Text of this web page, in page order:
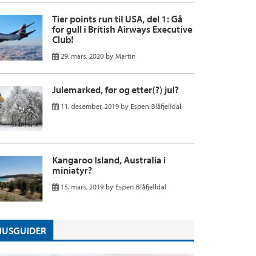
Tier points run til USA, del 1: Gå
for gull i British Airways Executive
Club!
29. mars, 2020 by Martin
Julemarked, før og etter(?) jul?
11. desember, 2019 by Espen Blåfjelldal
Kangaroo Island, Australia i
miniatyr?
15. mars, 2019 by Espen Blåfjelldal